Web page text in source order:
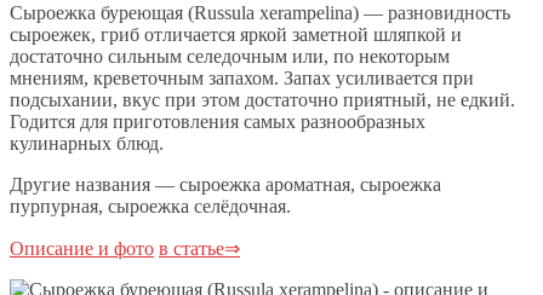
Сыроежка буреющая (Russula xerampelina) — разновидность
сыроежек, гриб отличается яркой заметной шляпкой и
достаточно сильным селедочным или, по некоторым
мнениям, креветочным запахом. Запах усиливается при
подсыхании, вкус при этом достаточно приятный, не едкий.
Годится для приготовления самых разнообразных
кулинарных блюд.
Другие названия — сыроежка ароматная, сыроежка
пурпурная, сыроежка селёдочная.
Описание и фото в статье⇒